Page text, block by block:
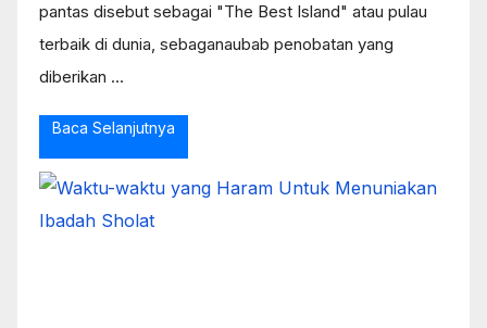
pantas disebut sebagai "The Best Island" atau pulau
terbaik di dunia, sebaganaubab penobatan yang
diberikan ...
Baca Selanjutnya